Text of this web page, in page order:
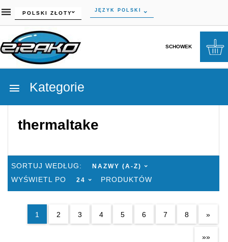
currency_h
POLSKI ZŁOTY JĘZYK POLSKI
SCHOWEK
Kategorie
thermaltake
SORTUJ WEDŁUG: SORT
NAZWY (A-Z)
WYŚWIETL PO POP
24 PRODUKTÓW
1 2 3 4 5 6 7 8 »
»»